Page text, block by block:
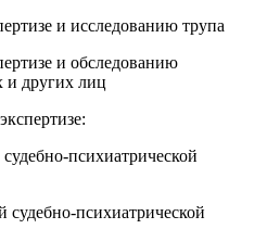
и исследованию трупа
и обследованию
и других лиц
психиатрической
судебно-психиатрической